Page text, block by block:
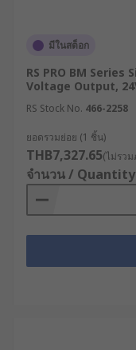
มีในสต็อก
RS PRO BM
Voltage Output,
RS Stock No. 466-2258
ยอดรวมย่อย (1 ชิ้น)
THB7,327.65(ไม่รว
จำนวน / Quantity